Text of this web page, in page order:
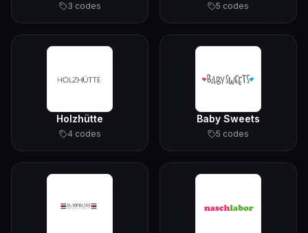
3 codes 5 codes
Holzhütte
4 codes
Baby Sweets
5 codes